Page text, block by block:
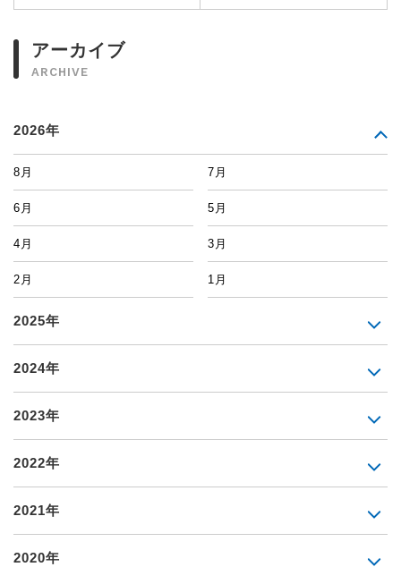
アーカイブ
ARCHIVE
2026年
8月 7月
6月 5月
4月 3月
2月 1月
2025年
2024年
2023年
2022年
2021年
2020年